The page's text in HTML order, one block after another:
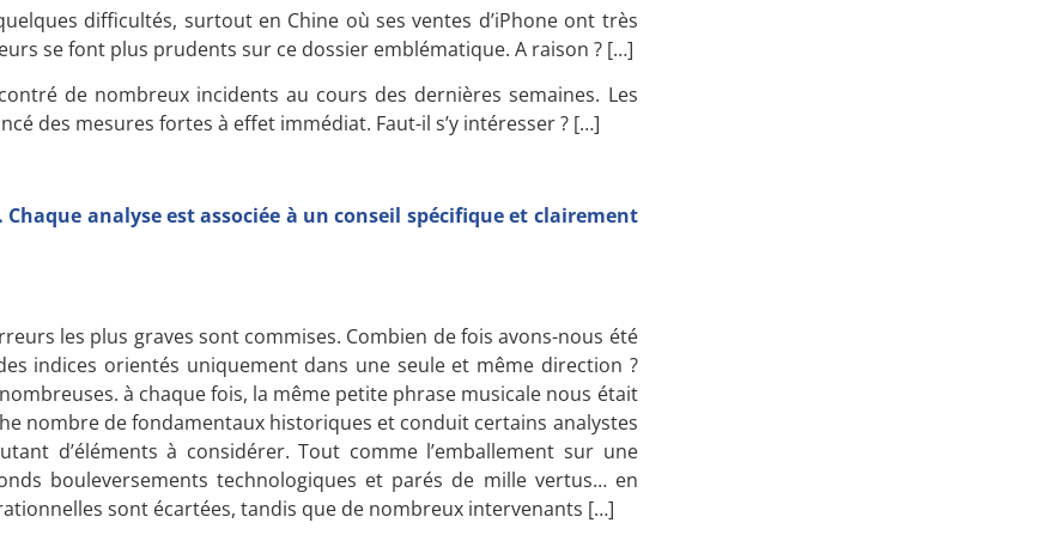
difficultés, surtout en Chine où ses ventes d’iPhone ont très
se font plus prudents sur ce dossier emblématique. A raison ? […]
de nombreux incidents au cours des dernières semaines. Les
des mesures fortes à effet immédiat. Faut-il s’y intéresser ? […]
analyse est associée à un conseil spécifique et clairement
les plus graves sont commises. Combien de fois avons-nous été
indices orientés uniquement dans une seule et même direction ?
à chaque fois, la même petite phrase musicale nous était
nombre de fondamentaux historiques et conduit certains analystes
d’éléments à considérer. Tout comme l’emballement sur une
bouleversements technologiques et parés de mille vertus… en
sont écartées, tandis que de nombreux intervenants […]